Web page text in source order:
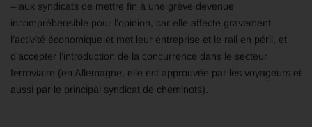
– aux syndicats de mettre fin à une grève devenue
incompréhensible pour l’opinion, car elle affecte gravement
l’activité économique et met leur entreprise et le rail en péril, et
d’accepter l’introduction de la concurrence dans le secteur
ferroviaire (en Allemagne, elle est approuvée par les voyageurs et
aussi par le principal syndicat de cheminots).